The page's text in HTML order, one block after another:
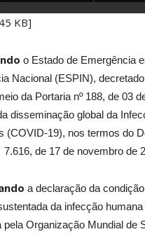
KB]
o Estado de Emergência
Nacional (ESPIN),
da Portaria nº 188, de 03
disseminação global da
(COVID-19), nos termos do
7.616, de 17 de novembro de
a declaração da
da infecção
pela Organização Mundial de